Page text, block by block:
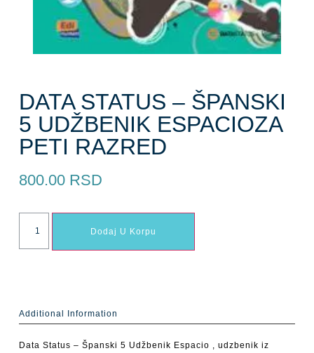
DATA STATUS – ŠPANSKI
5 UDŽBENIK ESPACIOZA
PETI RAZRED
800.00 RSD
Dodaj U Korpu
Additional Information
Data Status – Španski 5 Udžbenik Espacio , udzbenik iz